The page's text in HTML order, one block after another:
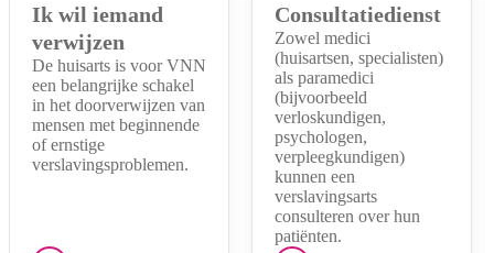
Ik wil iemand
verwijzen
De huisarts is voor VNN
een belangrijke schakel
in het doorverwijzen van
mensen met beginnende
of ernstige
verslavingsproblemen.
Consultatiedienst
Zowel medici
(huisartsen, specialisten)
als paramedici
(bijvoorbeeld
verloskundigen,
psychologen,
verpleegkundigen)
kunnen een
verslavingsarts
consulteren over hun
patiënten.